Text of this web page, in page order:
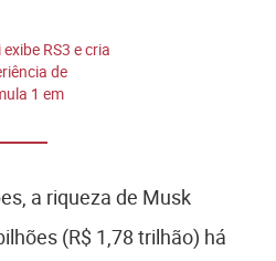
RS3 e cria
de
1 em
a riqueza de Musk
(R$ 1,78 trilhão) há